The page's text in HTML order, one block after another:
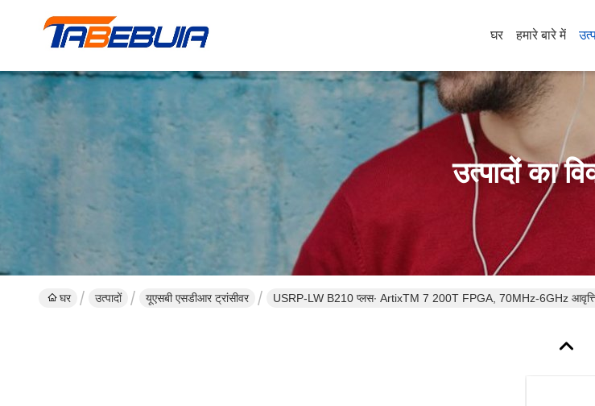
घर हमारे बारे में
उत्पादों का
घर उत्पादों यूएसबी एसडीआर ट्रांसीवर USRP-LW B210 प्लस∙ ArtixTM 7 200T FPGA, 70MHz-6GHz